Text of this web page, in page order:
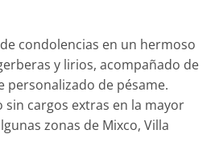
condolencias en un hermoso
y lirios, acompañado de
personalizado de pésame.
sin cargos extras en la mayor
zonas de Mixco, Villa